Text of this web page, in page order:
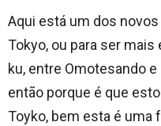
Aqui está um dos
Tokyo, ou para ser
ku, entre Omotesando
então porque é que
Toyko, bem esta é uma